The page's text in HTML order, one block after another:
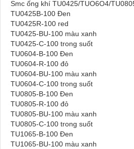
Smc ống khí TU0425/TUO6O4/
TU0425B-100 Đen
TU0425R-100 red
TU0425-BU-100 màu xanh
TU0425-C-100 trong suốt
TU0604-B-100 Đen
TU0604-R-100 đỏ
TU0604-BU-100 màu xanh
TU0604-C-100 trong suốt
TU0805-B-100 Đen
TU0805-R-100 đỏ
TU0805-BU-100 màu xanh
TU0805-C-100 trong suốt
TU1065-B-100 Đen
TU1065-BU-100 màu xanh